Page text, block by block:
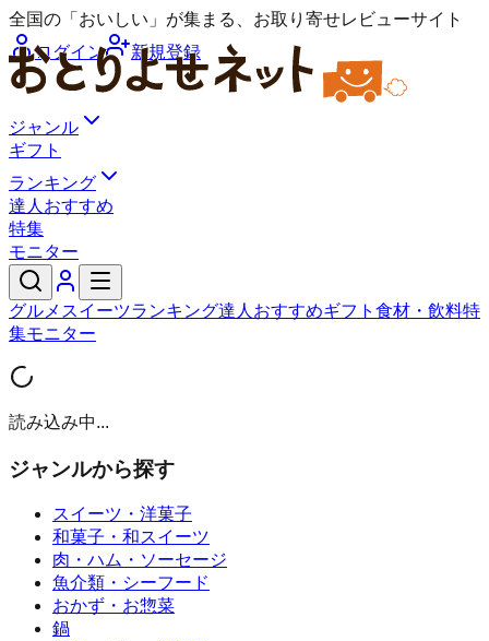
全国の「おいしい」が集まる、お取り寄せレビューサイト
ログイン
新規登録
ジャンル
ギフト
ランキング
達人おすすめ
特集
モニター
グルメ スイーツランキング達人おすすめギフト 食材・飲料特
集モニター
読み込み中...
ジャンルから探す
スイーツ・洋菓子
和菓子・和スイーツ
肉・ハム・ソーセージ
魚介類・シーフード
おかず・お惣菜
鍋